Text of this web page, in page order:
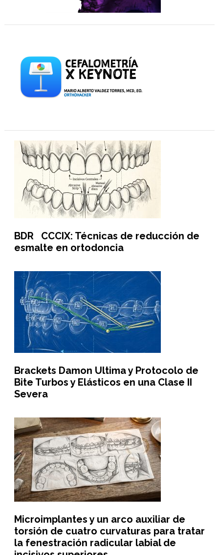
BDR CCCIX: Técnicas de reducción de
esmalte en ortodoncia
Brackets Damon Ultima y Protocolo de
Bite Turbos y Elásticos en una Clase II
Severa
Microimplantes y un arco auxiliar de
torsión de cuatro curvaturas para tratar
la fenestración radicular labial de